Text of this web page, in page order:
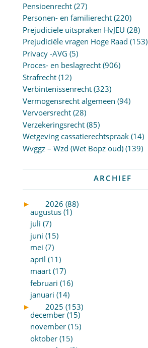
Pensioenrecht(27)
Personen- en familierecht(220)
Prejudiciële uitspraken HvJEU (28)
Prejudiciële vragen Hoge Raad (153)
Privacy -AVG (5)
Proces- en beslagrecht(906)
Strafrecht(12)
Verbintenissenrecht(323)
Vermogensrecht algemeen (94)
Vervoersrecht(28)
Verzekeringsrecht(85)
Wetgeving cassatierechtspraak(14)
Wvggz – Wzd (Wet Bopz oud)(139)
ARCHIEF
►
2026 (88)
augustus (1)
juli (7)
juni (15)
mei (7)
april (11)
maart (17)
februari (16)
januari (14)
►
2025 (153)
december (15)
november (15)
oktober (15)